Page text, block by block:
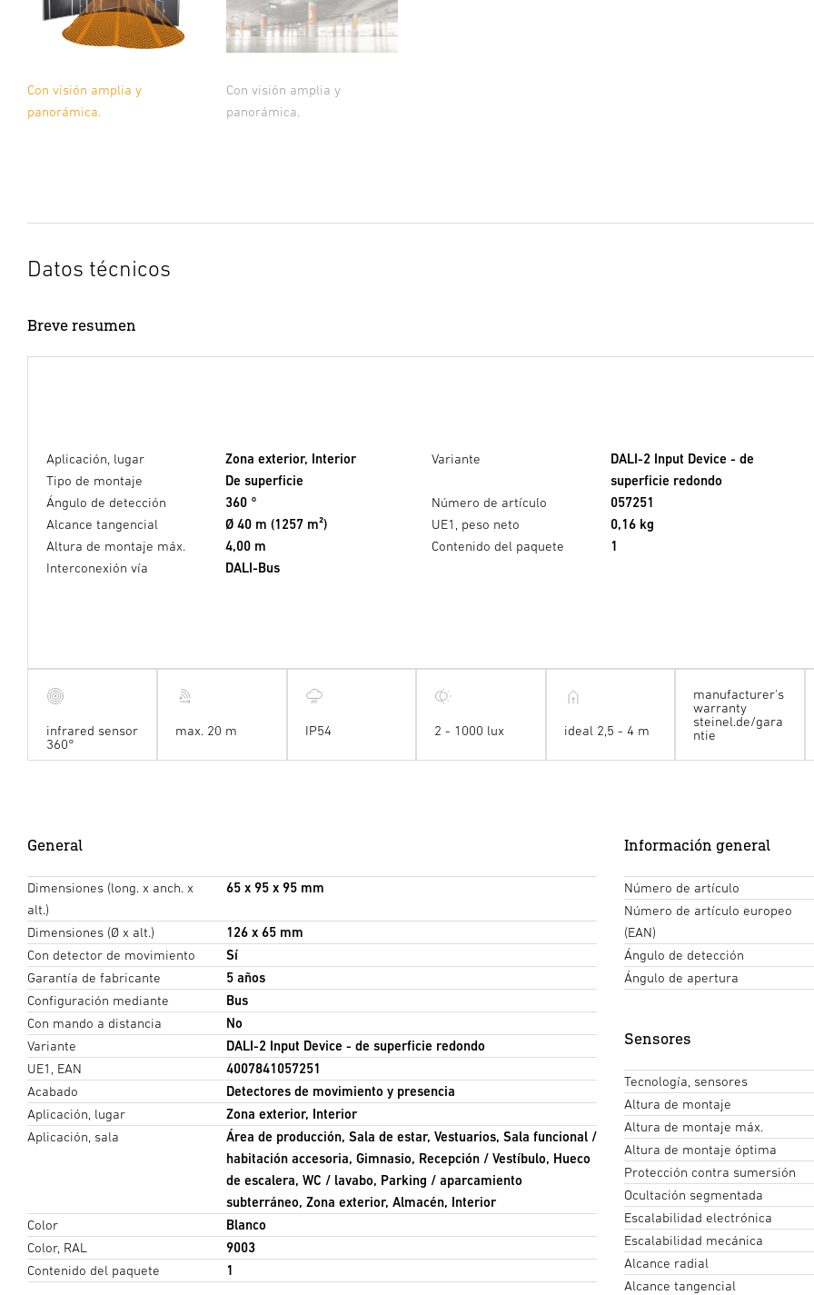
Con visión amplia y
panorámica.
Con visión amplia y
panorámica.
Datos técnicos
Breve resumen
Aplicación, lugar
Zona exterior, Interior
Tipo de montaje
De superficie
Ángulo de detección
360 °
Alcance tangencial
Ø 40 m (1257 m²)
Altura de montaje máx.
4,00 m
Interconexión vía
DALI-Bus
Variante
DALI-2 Input Device - de
superficie redondo
Número de artículo
057251
UE1, peso neto
0,16 kg
Contenido del paquete
1
infrared sensor
360°
max. 20 m IP54 2 - 1000 lux ideal 2,5 - 4 m
manufacturer's
warranty
steinel.de/gara
ntie
General
Dimensiones (long. x anch. x
alt.)
65 x 95 x 95 mm
Dimensiones (Ø x alt.)
126 x 65 mm
Con detector de movimiento
Sí
Garantía de fabricante
5 años
Configuración mediante
Bus
Con mando a distancia
No
Variante
DALI-2 Input Device - de superficie redondo
UE1, EAN
4007841057251
Acabado
Detectores de movimiento y presencia
Aplicación, lugar
Zona exterior, Interior
Aplicación, sala
Área de producción, Sala de estar, Vestuarios, Sala funcional /
habitación accesoria, Gimnasio, Recepción / Vestíbulo, Hueco
de escalera, WC / lavabo, Parking / aparcamiento
subterráneo, Zona exterior, Almacén, Interior
Color
Blanco
Color, RAL
9003
Contenido del paquete
1
Información general
Número de artículo
Número de artículo europeo
(EAN)
Ángulo de detección
Ángulo de apertura
Sensores
Tecnología, sensores
Altura de montaje
Altura de montaje máx.
Altura de montaje óptima
Protección contra sumersión
Ocultación segmentada
Escalabilidad electrónica
Escalabilidad mecánica
Alcance radial
Alcance tangencial